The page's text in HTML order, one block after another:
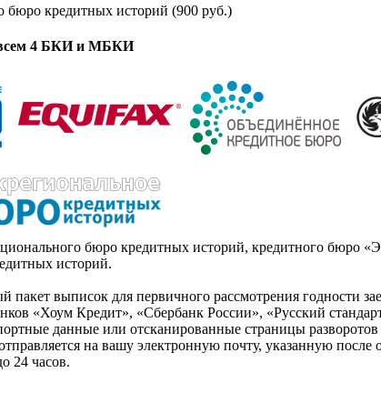
кредитных историй (900 руб.)
всем 4 БКИ и МБКИ
бюро кредитных историй, кредитного бюро
историй.
выписок для первичного рассмотрения годности
«Хоум Кредит», «Сбербанк России», «Русский
данные или отсканированные страницы
на вашу электронную почту, указанную после
24 часов.